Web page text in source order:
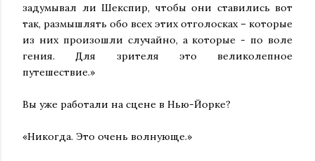
задумывал ли Шекспир, чтобы они ставились вот
так, размышлять обо всех этих отголосках – которые
из них произошли случайно, а которые - по воле
гения. Для зрителя это великолепное
путешествие.»
Вы уже работали на сцене в Нью-Йорке?
«Никогда. Это очень волнующе.»